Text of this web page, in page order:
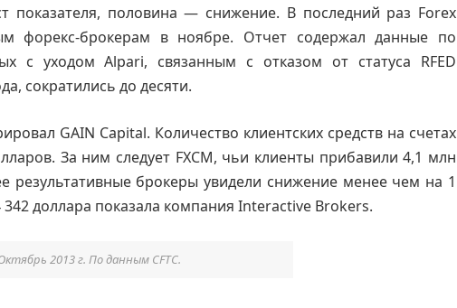
показателя, половина — снижение. В последний раз Forex
форекс-брокерам в ноябре. Отчет содержал данные по
с уходом Alpari, связанным с отказом от статуса RFED
сократились до десяти.
GAIN Capital. Количество клиентских средств на счетах
За ним следует FXCM, чьи клиенты прибавили 4,1 млн
брокеры увидели снижение менее чем на 1
доллара показала компания Interactive Brokers.
2013 г. По данным CFTC.